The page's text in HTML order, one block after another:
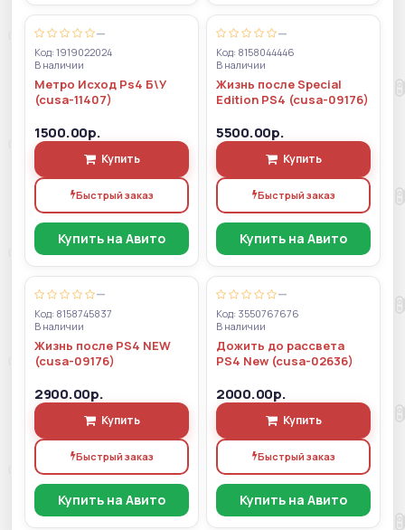
—
Код: 1919022024
В наличии
Метро Исход Ps4 Б\У
(cusa-11407)
1500.00р.
Купить
Быстрый заказ
Купить на Авито
—
Код: 8158044446
В наличии
Жизнь после Special
Edition PS4 (cusa-09176)
5500.00р.
Купить
Быстрый заказ
Купить на Авито
—
Код: 8158745837
В наличии
Жизнь после PS4 NEW
(cusa-09176)
2900.00р.
Купить
Быстрый заказ
Купить на Авито
—
Код: 3550767676
В наличии
Дожить до рассвета
PS4 New (cusa-02636)
2000.00р.
Купить
Быстрый заказ
Купить на Авито